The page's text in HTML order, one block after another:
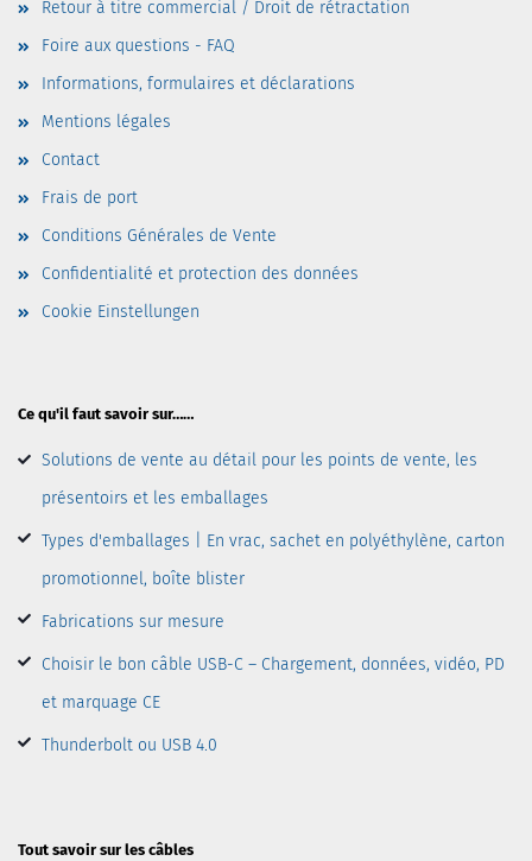
Retour à titre commercial / Droit de rétractation
Foire aux questions - FAQ
Informations, formulaires et déclarations
Mentions légales
Contact
Frais de port
Conditions Générales de Vente
Confidentialité et protection des données
Cookie Einstellungen
Ce qu'il faut savoir sur……
Solutions de vente au détail pour les points de vente, les
présentoirs et les emballages
Types d'emballages | En vrac, sachet en polyéthylène, carton
promotionnel, boîte blister
Fabrications sur mesure
Choisir le bon câble USB-C – Chargement, données, vidéo, PD
et marquage CE
Thunderbolt ou USB 4.0
Tout savoir sur les câbles